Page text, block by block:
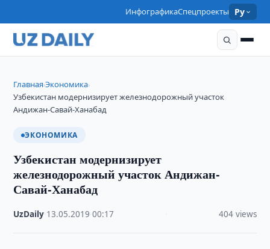
ИнфографикаСпецпроекты Ру
Главная›Экономика›
Узбекистан модернизирует железнодорожный участок
Андижан-Савай-Ханабад
ЭКОНОМИКА
Узбекистан модернизирует
железнодорожный участок Андижан-
Савай-Ханабад
UzDaily 13.05.2019 ·00:17 404 views